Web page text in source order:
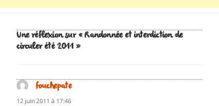
Une réflexion sur « Randonnée et interdiction de
circuler été 2011 »
fouchepatedit :
12 juin 2011 à 17:46